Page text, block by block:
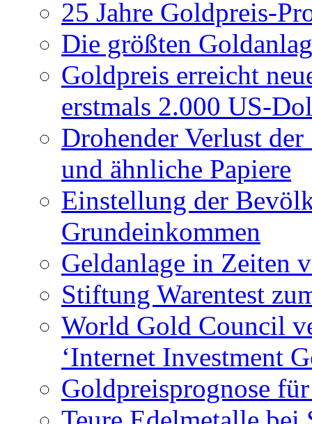
25 Jahre Goldpreis-
Die größten
Goldpreis erreicht
erstmals 2.000 US-
Drohender Verlust
und ähnliche Papiere
Einstellung der
Grundeinkommen
Geldanlage in Zeiten
Stiftung Warentest
World Gold Council
‘Internet Investment
Goldpreisprognose